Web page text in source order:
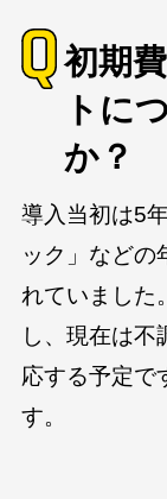
初期
トに
か？
導入当初は5
ック」などの
れていました
し、現在は不
応する予定で
す。